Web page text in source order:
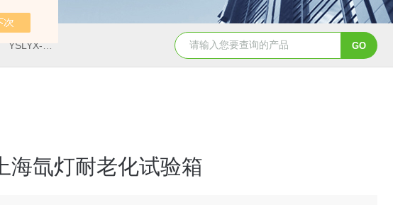
YSLYX-010防水试验设备 YSCYS-010臭氧老化试验设备
上海氙灯耐老化试验箱